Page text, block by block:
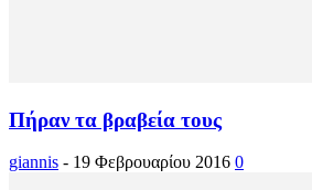
Πήραν τα βραβεία τους
giannis - 19 Φεβρουαρίου 2016 0